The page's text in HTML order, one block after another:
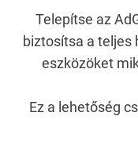
Telepítse az
biztosítsa a teljes
eszközöket
Ez a lehetőség